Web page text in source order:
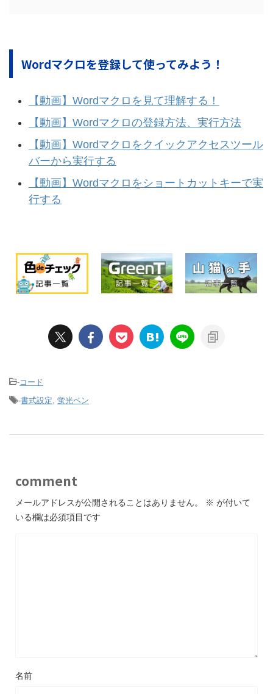
Wordマクロを登録して使ってみよう！
【動画】Wordマクロを見て理解する！
【動画】Wordマクロの登録方法、実行方法
【動画】Wordマクロをクイックアクセスツール
バーから実行する
【動画】Wordマクロをショートカットキーで実
行する
-コード
-書式設定 蛍光ペン
comment
メールアドレスが公開されることはありません。 ※ が付いて
いる欄は必須項目です
名前